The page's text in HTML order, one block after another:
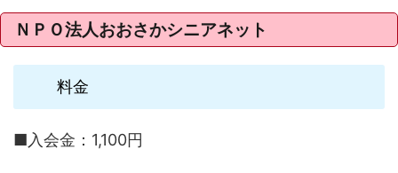
ＮＰＯ法人おおさかシニアネット
料金
■入会金：1,100円